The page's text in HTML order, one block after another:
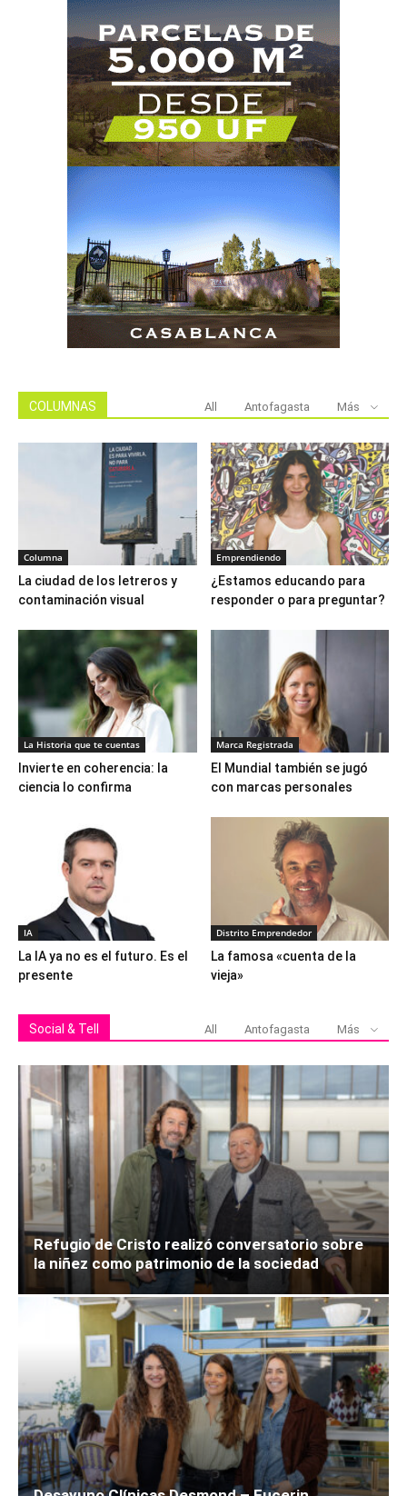
COLUMNAS All Antofagasta Más
Columna
La ciudad de los letreros y
contaminación visual
Emprendiendo
¿Estamos educando para
responder o para preguntar?
La Historia que te cuentas
Invierte en coherencia: la
ciencia lo confirma
Marca Registrada
El Mundial también se jugó
con marcas personales
IA
La IA ya no es el futuro. Es el
presente
Distrito Emprendedor
La famosa «cuenta de la
vieja»
Social & Tell All Antofagasta Más
Refugio de Cristo realizó conversatorio sobre
la niñez como patrimonio de la sociedad